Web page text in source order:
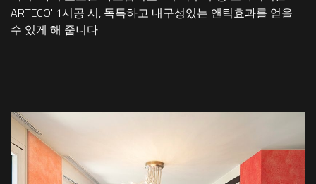
ARTECO' 1시공 시, 독특하고 내구성있는 앤틱효과를 얻을
수 있게 해 줍니다.